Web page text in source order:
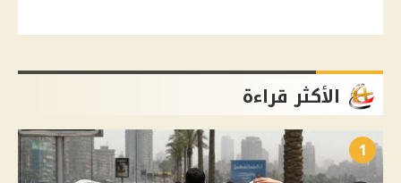
الأكثر قراءة
1